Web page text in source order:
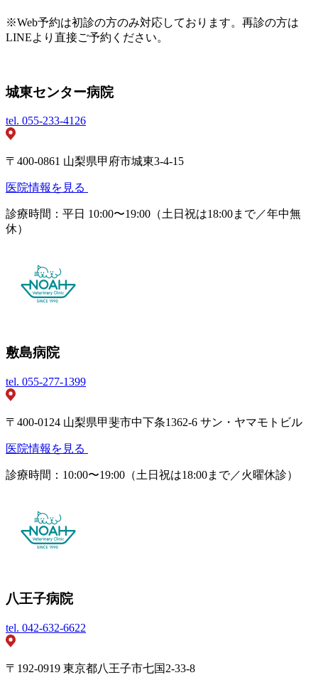
※Web予約は初診の方のみ対応しております。再診の方は
LINEより直接ご予約ください。
城東センター病院
tel. 055-233-4126
〒400-0861 山梨県甲府市城東3-4-15
医院情報を見る
診療時間：平日 10:00〜19:00（土日祝は18:00まで／年中無
休）
敷島病院
tel. 055-277-1399
〒400-0124 山梨県甲斐市中下条1362-6 サン・ヤマモトビル
医院情報を見る
診療時間：10:00〜19:00（土日祝は18:00まで／火曜休診）
八王子病院
tel. 042-632-6622
〒192-0919 東京都八王子市七国2-33-8